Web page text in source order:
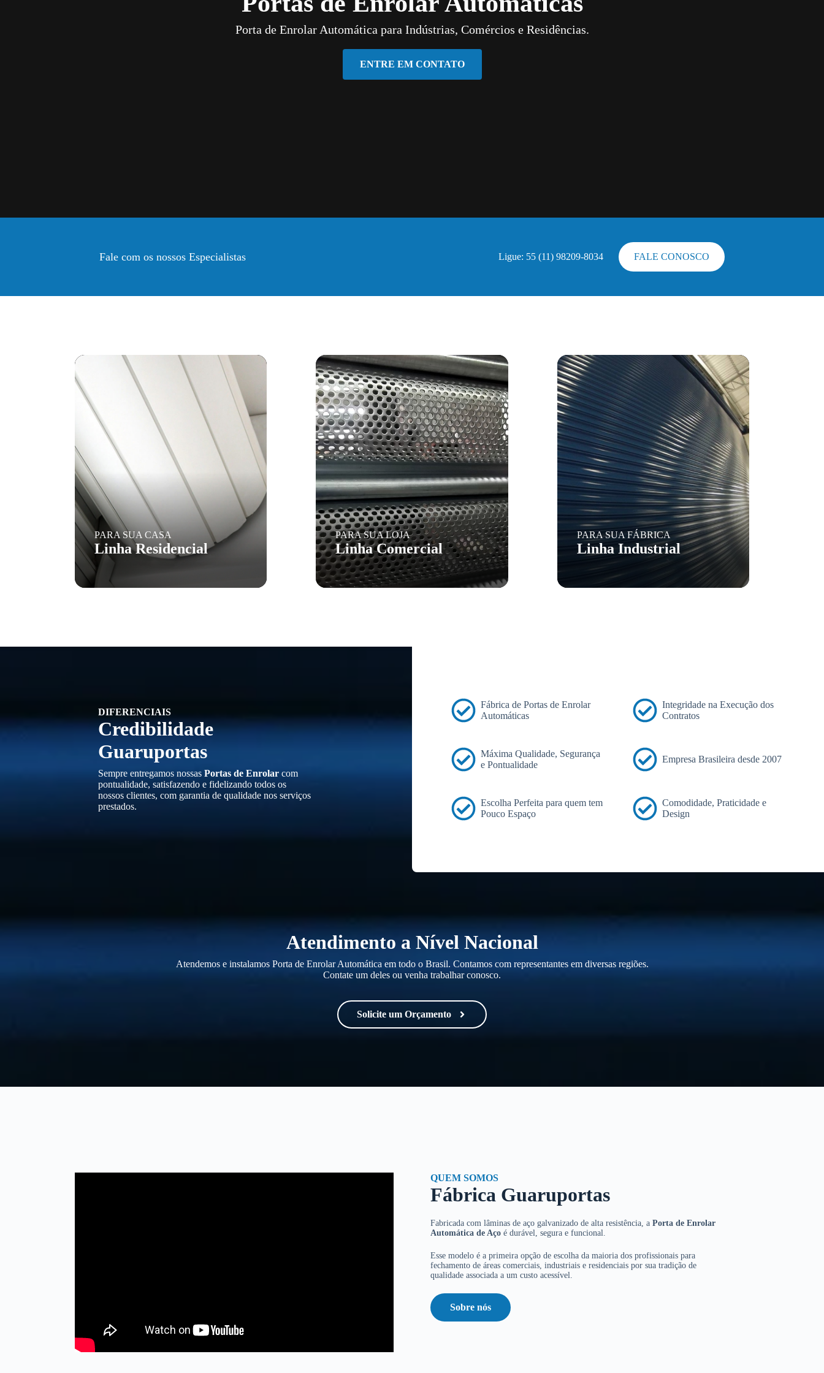
Porta de Enrolar Automática para Indústrias, Comércios e Residências.
ENTRE EM CONTATO
Fale com os nossos Especialistas Ligue: 55 (11) 98209-8034 FALE CONOSCO
PARA SUA CASA
Linha Residencial
PARA SUA LOJA
Linha Comercial
PARA SUA FÁBRICA
Linha Industrial
DIFERENCIAIS
Credibilidade
Guaruportas
Sempre entregamos nossas Portas de Enrolar com
pontualidade, satisfazendo e fidelizando todos os
nossos clientes, com garantia de qualidade nos serviços
prestados.
Fábrica de Portas de Enrolar
Automáticas
Máxima Qualidade, Segurança
e Pontualidade
Escolha Perfeita para quem tem
Pouco Espaço
Integridade na Execução dos
Contratos
Empresa Brasileira desde 2007
Comodidade, Praticidade e
Design
Atendimento a Nível Nacional
Atendemos e instalamos Porta de Enrolar Automática em todo o Brasil. Contamos com representantes em diversas regiões.
Contate um deles ou venha trabalhar conosco.
Solicite um Orçamento
QUEM SOMOS
Fábrica Guaruportas
Fabricada com lâminas de aço galvanizado de alta resistência, a Porta de Enrolar
Automática de Aço é durável, segura e funcional.
Esse modelo é a primeira opção de escolha da maioria dos profissionais para
fechamento de áreas comerciais, industriais e residenciais por sua tradição de
qualidade associada a um custo acessível.
Sobre nós